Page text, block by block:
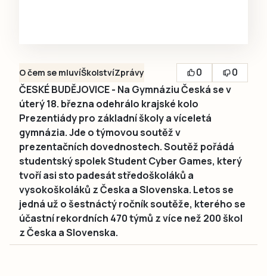
O čem se mluvíŠkolstvíZprávy 0
0
ČESKÉ BUDĚJOVICE - Na Gymnáziu Česká se v
úterý 18. března odehrálo krajské kolo
Prezentiády pro základní školy a víceletá
gymnázia. Jde o týmovou soutěž v
prezentačních dovednostech. Soutěž pořádá
studentský spolek Student Cyber Games, který
tvoří asi sto padesát středoškoláků a
vysokoškoláků z Česka a Slovenska. Letos se
jedná už o šestnáctý ročník soutěže, kterého se
účastní rekordních 470 týmů z více než 200 škol
z Česka a Slovenska.